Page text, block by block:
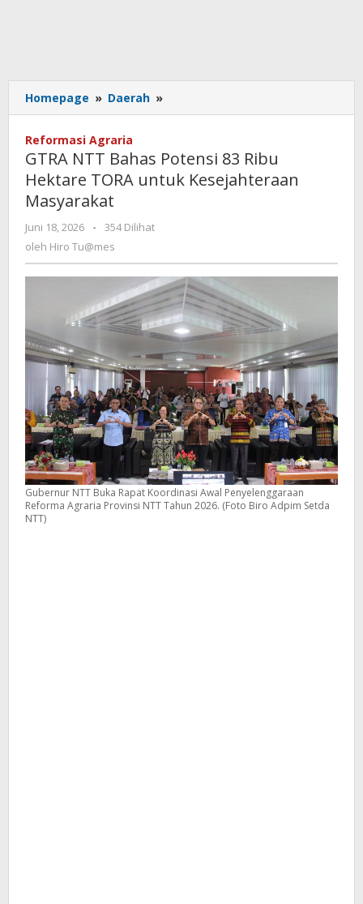
Homepage » Daerah »
NTT
83
Ribu
Masyarakat
Reformasi Agraria
GTRA NTT Bahas Potensi 83 Ribu
Hektare TORA untuk Kesejahteraan
Masyarakat
Juni 18, 2026
oleh
Hiro
-
354 Dilihat
oleh Hiro Tu@mes
Gubernur NTT Buka Rapat Koordinasi Awal Penyelenggaraan
Reforma Agraria Provinsi NTT Tahun 2026. (Foto Biro Adpim Setda
NTT)